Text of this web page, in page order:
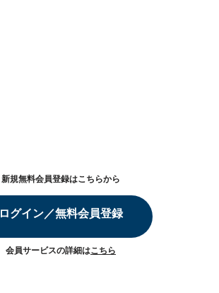
新規無料会員登録はこちらから
ログイン／無料会員登録
会員サービスの詳細はこちら